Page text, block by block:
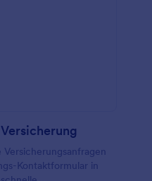
Versicherungsanfragen
Kontaktformular in